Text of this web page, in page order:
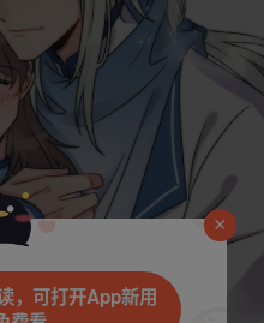
，可打开App新用
继续阅读